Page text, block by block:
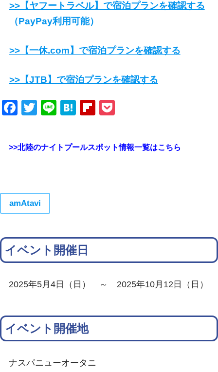
>>【ヤフートラベル】で宿泊プランを確認する
（PayPay利用可能）
>>【一休.com】で宿泊プランを確認する
>>【JTB】で宿泊プランを確認する
Facebook
Twitter
LineHatenaFlipboard
>>北陸のナイトプールスポット情報一覧はこちら
amAtavi
イベント開催日
2025年5月4日（日） ～ 2025年10月12日（日）
イベント開催地
ナスパニューオータニ